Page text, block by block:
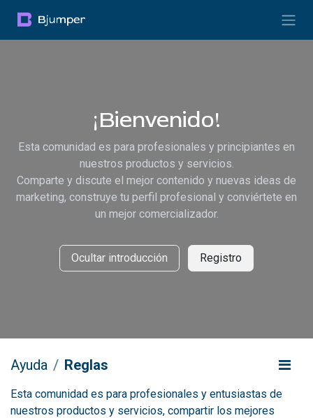
¡Bienvenido!
Esta comunidad es para profesionales y principiantes en
nuestros productos y servicios.
Comparte y discute el mejor contenido y nuevas ideas de
marketing, construye tu perfil profesional y conviértete en
un mejor comercializador.
Ocultar introducción Registro
Ayuda Reglas
Esta comunidad es para profesionales y entusiastas de
nuestros productos y servicios, compartir los mejores